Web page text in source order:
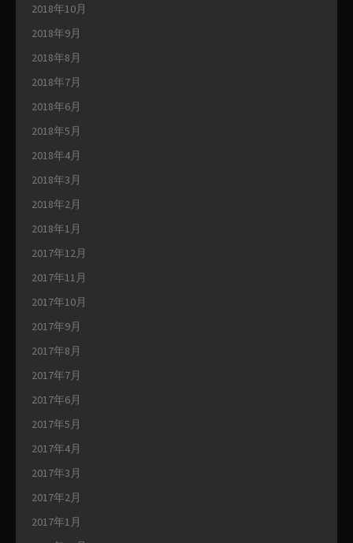
2018年10月
2018年9月
2018年8月
2018年7月
2018年6月
2018年5月
2018年4月
2018年3月
2018年2月
2018年1月
2017年12月
2017年11月
2017年10月
2017年9月
2017年8月
2017年7月
2017年6月
2017年5月
2017年4月
2017年3月
2017年2月
2017年1月